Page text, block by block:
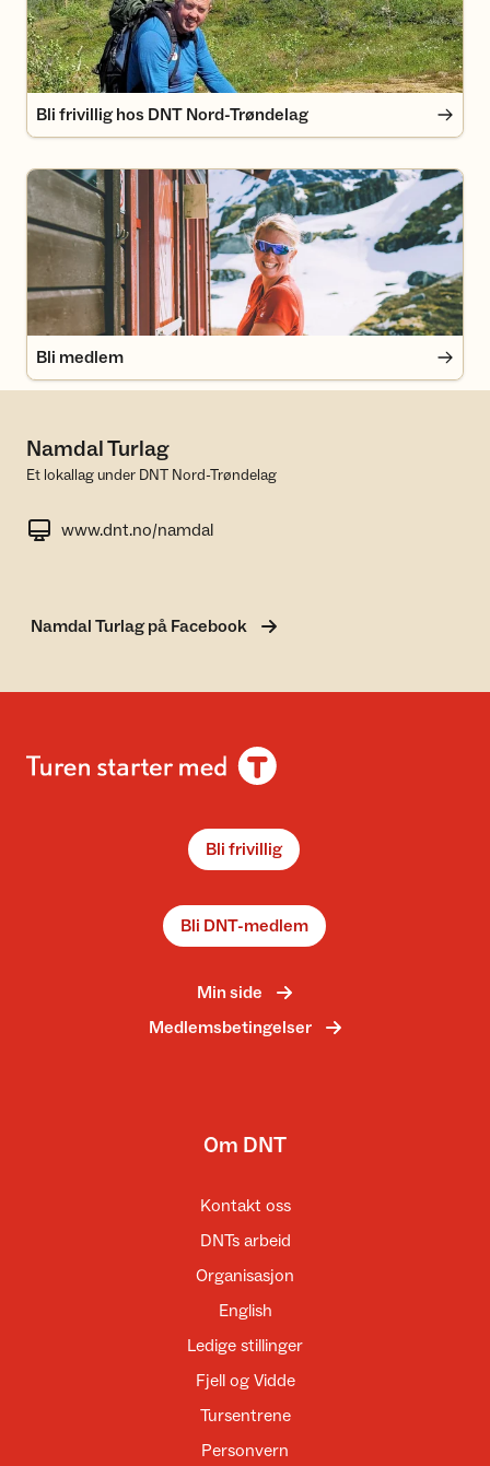
Bli frivillig hos DNT Nord-Trøndelag
Bli medlem
Bli medlem
Namdal Turlag
Et lokallag under DNT Nord-Trøndelag
www.dnt.no/namdal
Namdal Turlag på Facebook
Bli frivillig
Bli DNT-medlem
Min side
Medlemsbetingelser
Om DNT
Kontakt oss
DNTs arbeid
Organisasjon
English
Ledige stillinger
Fjell og Vidde
Tursentrene
Personvern